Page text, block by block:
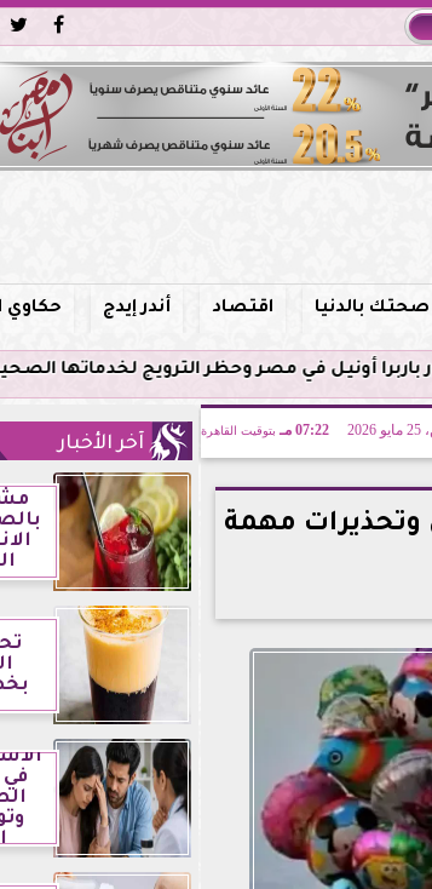


صحتك بالدنيا اقتصاد أندر إيدج حكاوي
زلزال بقوة 5.9 ريختر يشعر به سكان القاهرة وعدة محافظات.. مركزه مصر وحظر الترويج لخدماتها الصحية
07:22 مـ بتوقيت القاهرة
الطقس وتحذيرات مهمة
آخر الأخبار